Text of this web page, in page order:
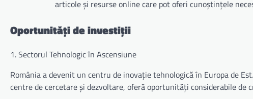
articole și resurse online care pot oferi cunoștințele
Oportunități de investiții
1. Sectorul Tehnologic în Ascensiune
România a devenit un centru de inovație tehnologică în Europa de
centre de cercetare și dezvoltare, oferă oportunități considerabile de